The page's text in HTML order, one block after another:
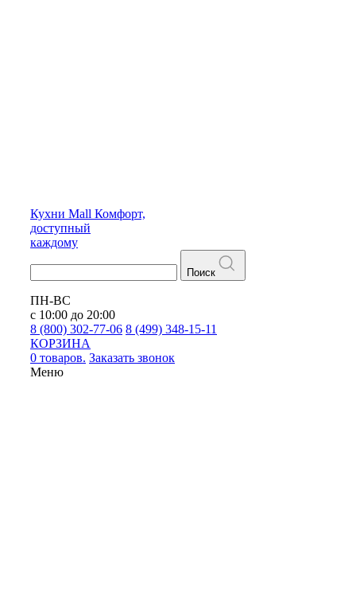
Кухни Mall Комфорт,
доступный
каждому
Поиск
ПН-ВС
с 10:00 до 20:00
8 (800) 302-77-06 8 (499) 348-15-11
КОРЗИНА
0 товаров. Заказать звонок
Меню